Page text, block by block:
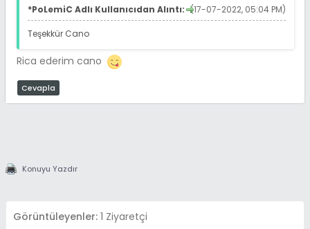
(17-07-2022, 05:04 PM)
*PoLemiC Adlı Kullanıcıdan Alıntı:
Teşekkür Cano
Rica ederim cano
Cevapla
Konuyu Yazdır
Görüntüleyenler: 1 Ziyaretçi